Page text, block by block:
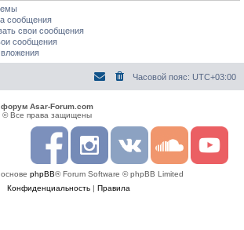
сообщения
свои сообщения
сообщения
Часовой пояс: UTC+03:00
Asar-Forum.com
© Все права защищены
F
c
e
o
I
s
t
a
g
R
S
S
u
n
Y
u
phpBB® Forum Software © phpBB Limited
Конфиденциальность| Правила